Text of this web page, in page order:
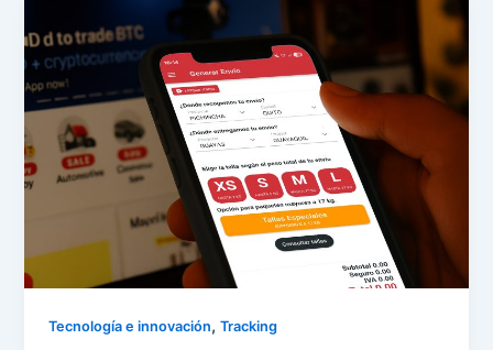
Tecnología e innovación,Tracking